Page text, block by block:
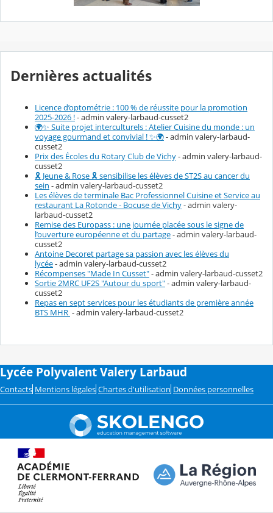
Dernières actualités
Licence d’optométrie : 100 % de réussite pour la promotion
2025-2026 !- admin valery-larbaud-cusset2
🌍✨ Suite projet interculturels : Atelier Cuisine du monde : un
voyage gourmand et convivial ! ✨🌍- admin valery-larbaud-
cusset2
Prix des Écoles du Rotary Club de Vichy- admin valery-larbaud-
cusset2
🎗️ Jeune & Rose 🎗️ sensibilise les élèves de ST2S au cancer du
sein - admin valery-larbaud-cusset2
Les élèves de terminale Bac Professionnel Cuisine et Service au
restaurant La Rotonde - Bocuse de Vichy- admin valery-
larbaud-cusset2
Remise des Europass : une journée placée sous le signe de
l’ouverture européenne et du partage- admin valery-larbaud-
cusset2
Antoine Decoret partage sa passion avec les élèves du
lycée- admin valery-larbaud-cusset2
Récompenses "Made In Cusset"- admin valery-larbaud-cusset2
Sortie 2MRC UF2S "Autour du sport"- admin valery-larbaud-
cusset2
Repas en sept services pour les étudiants de première année
BTS MHR - admin valery-larbaud-cusset2
Lycée Polyvalent Valery Larbaud
Contacts Mentions légales Chartes d'utilisation Données personnelles